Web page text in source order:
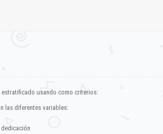
usando como criterios:
las diferentes variables:
dedicación